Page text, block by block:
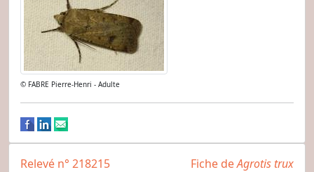
© FABRE Pierre-Henri - Adulte
Fiche deAgrotis trux
Relevé n° 218215